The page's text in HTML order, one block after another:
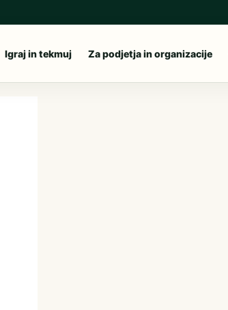
Igraj in tekmuj Za podjetja in organizacije